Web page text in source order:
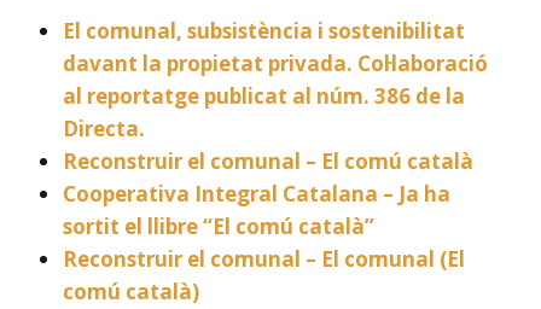
El comunal, subsistència i sostenibilitat
davant la propietat privada. Col·laboració
al reportatge publicat al núm. 386 de la
Directa.
Reconstruir el comunal – El comú català
Cooperativa Integral Catalana – Ja ha
sortit el llibre “El comú català”
Reconstruir el comunal – El comunal (El
comú català)